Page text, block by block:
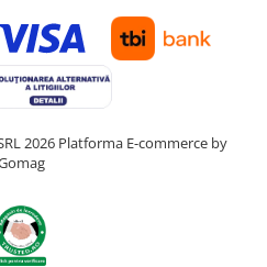
2026 Platforma E-commerce by